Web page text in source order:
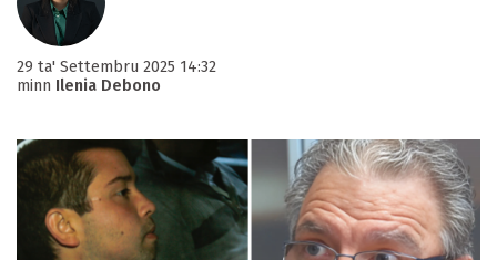
29 ta' Settembru 2025 14:32
minn Ilenia Debono